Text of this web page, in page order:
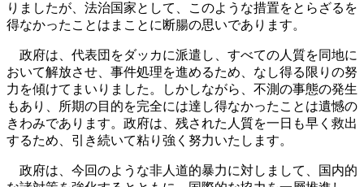
りましたが、法治国家として、このような措置をとらざるを
得なかったことはまことに断腸の思いであります。
政府は、代表団をダッカに派遣し、すべての人質を同地に
おいて解放させ、事件処理を進めるため、なし得る限りの努
力を傾けてまいりました。しかしながら、不測の事態の発生
もあり、所期の目的を完全には達し得なかったことは遺憾の
きわみであります。政府は、残された人質を一日も早く救出
するため、引き続いて粘り強く努力いたします。
政府は、今回のような非人道的暴力に対しまして、国内的